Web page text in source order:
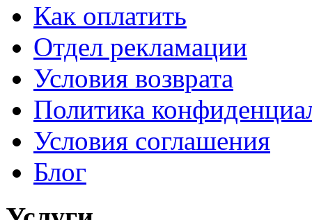
Как оплатить
Отдел рекламации
Условия возврата
Политика
Условия соглашения
Блог